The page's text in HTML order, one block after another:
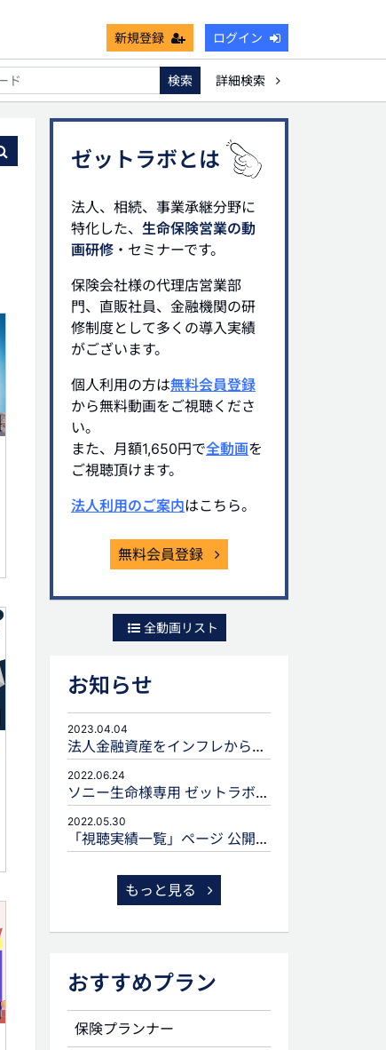
新規登録 ログイン
死亡保険金非課税枠 キャッシュフロー 宗教法人
検索
詳細検索
ゼットラボとは
法人、相続、事業承継分野に
特化した、 生命保険営業の動
画研修 ・セミナーです。
保険会社様の代理店営業部
門、直販社員、金融機関の研
修制度として多くの導入実績
がございます。
個人利用の方は無料会員登録
から無料動画をご視聴くださ
い。
また、月額1,650円で全動画を
ご視聴頂けます。
法人利用のご案内はこちら。
無料会員登録
全動画リスト
お知らせ
2023.04.04
法人金融資産をインフレから守るための生命保険活用
2022.06.24
ソニー生命様専用 ゼットラボforLIFEPLANNERのご案内
2022.05.30
「視聴実績一覧」ページ 公開のお知らせ
もっと見る
おすすめプラン
保険プランナー